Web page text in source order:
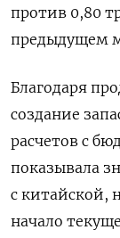
против 0,80
предыдущем
Благодаря
создание
расчетов с
показывала
с китайской,
начало